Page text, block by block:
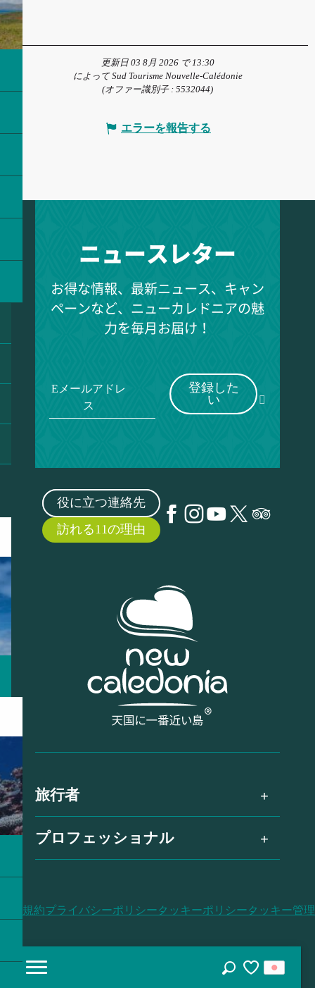
更新日 03 8月 2026 で 13:30
によって Sud Tourisme Nouvelle-Calédonie
(オファー識別子 : 5532044)
エラーを報告する
ニュースレター
お得な情報、最新ニュース、キャン
ペーンなど、ニューカレドニアの魅
力を毎月お届け！
Eメールアドレ
ス
登録した
い
役に立つ連絡先
訪れる11の理由
旅行者
プロフェッショナル
利用規約プライバシーポリシークッキーポリシークッキー管理